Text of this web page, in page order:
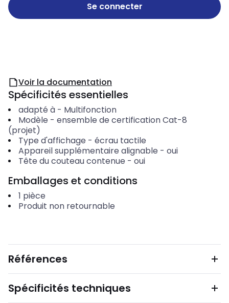
Se connecter
Voir la documentation
Spécificités essentielles
adapté à- Multifonction
Modèle - ensemble de certification Cat-8
(projet)
Type d'affichage - écrau tactile
Appareil supplémentaire alignable - oui
Tête du couteau contenue - oui
Emballages et conditions
1 pièce
Produit non retournable
Références
Spécificités techniques